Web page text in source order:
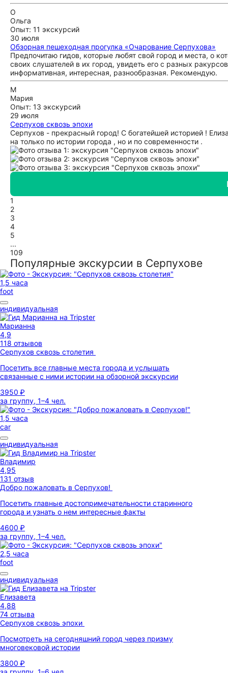
О
Ольга
Опыт: 11 экскурсий
30 июля
Обзорная пешеходная прогулка «Очарование Серпухова»
Предпочитаю гидов, которые любят свой город и места, о
своих слушателей в их город, увидеть его с разных
информативная, интересная, разнообразная. Рекомендую.
М
Мария
Опыт: 13 экскурсий
29 июля
Серпухов сквозь эпохи
Серпухов - прекрасный город! С богатейшей историей !
на только по истории города , но и по современности .
1
2
3
4
5
...
109
Популярные экскурсии в Серпухове
1,5 часа
foot
индивидуальная
Марианна
4,9
118 отзывов
Серпухов сквозь столетия
Посетить все главные места города и услышать
связанные с ними истории на обзорной экскурсии
3950 ₽
за группу, 1–4 чел.
1,5 часа
car
индивидуальная
Владимир
4,95
131 отзыв
Добро пожаловать в Серпухов!
Посетить главные достопримечательности старинного
города и узнать о нем интересные факты
4600 ₽
за группу, 1–4 чел.
2,5 часа
foot
индивидуальная
Елизавета
4,88
74 отзыва
Серпухов сквозь эпохи
Посмотреть на сегодняшний город через призму
многовековой истории
3800 ₽